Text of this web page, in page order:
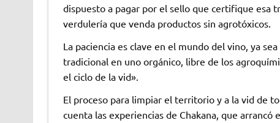
dispuesto a pagar por el sello que certifique esa
verdulería que venda productos sin agrotóxicos.
La paciencia es clave en el mundo del vino, ya
tradicional en uno orgánico, libre de los
el ciclo de la vid».
El proceso para limpiar el territorio y a la vid de
cuenta las experiencias de Chakana, que